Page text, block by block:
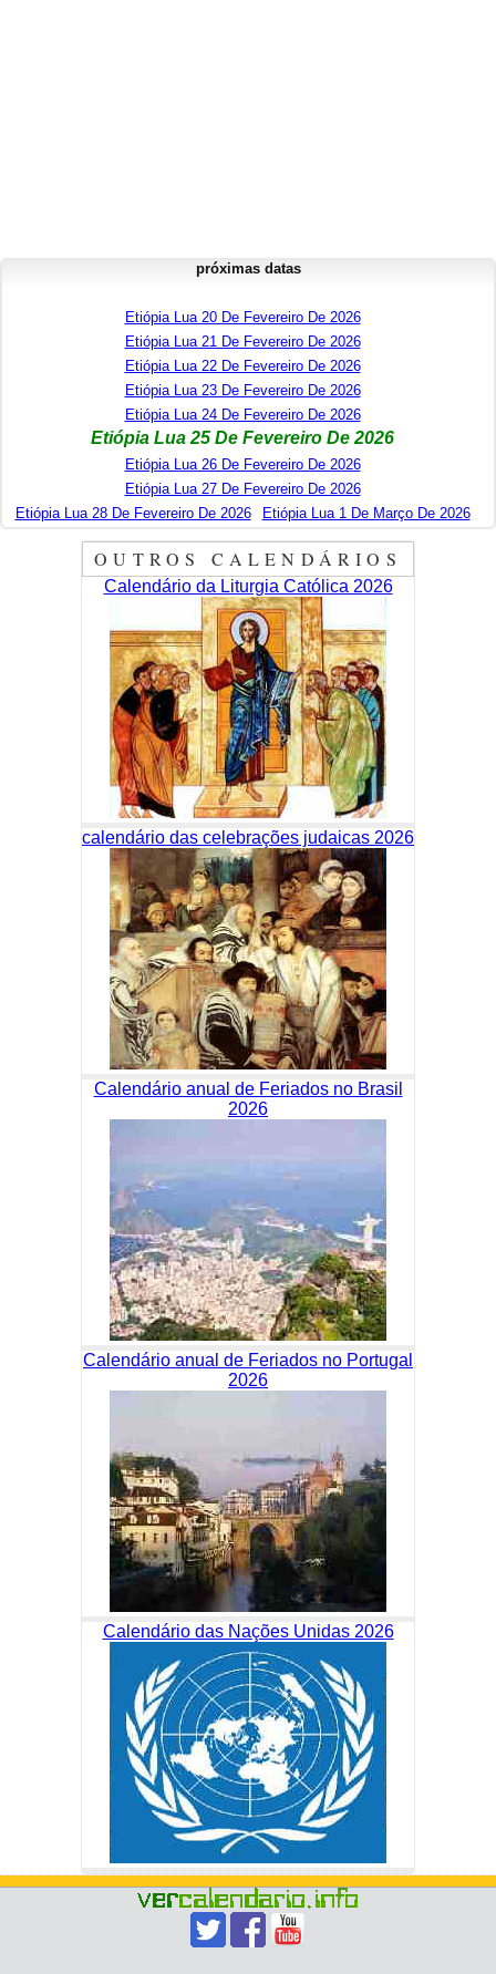
próximas datas
Etiópia Lua 20 De Fevereiro De 2026
Etiópia Lua 21 De Fevereiro De 2026
Etiópia Lua 22 De Fevereiro De 2026
Etiópia Lua 23 De Fevereiro De 2026
Etiópia Lua 24 De Fevereiro De 2026
Etiópia Lua 25 De Fevereiro De 2026
Etiópia Lua 26 De Fevereiro De 2026
Etiópia Lua 27 De Fevereiro De 2026
Etiópia Lua 28 De Fevereiro De 2026
Etiópia Lua 1 De Março De 2026
OUTROS CALENDÁRIOS
Calendário da Liturgia Católica 2026
calendário das celebrações judaicas 2026
Calendário anual de Feriados no Brasil
2026
Calendário anual de Feriados no Portugal
2026
Calendário das Nações Unidas 2026